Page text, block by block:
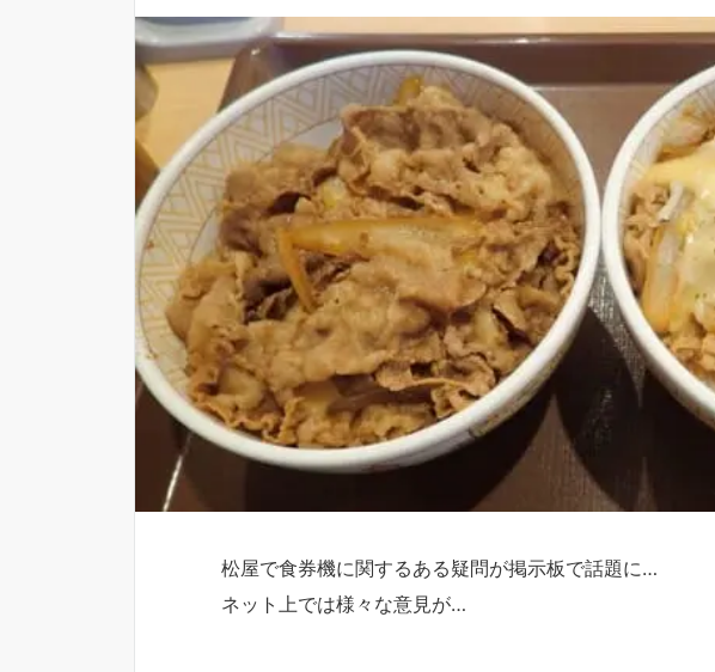
松屋で食券機に関するある疑問が掲示板で話題に…
ネット上では様々な意見が…